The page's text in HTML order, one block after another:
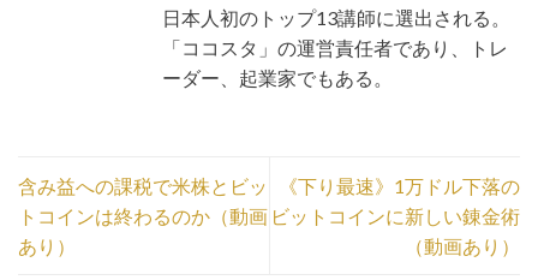
日本人初のトップ13講師に選出される。
「ココスタ」の運営責任者であり、トレ
ーダー、起業家でもある。
含み益への課税で米株とビッ
トコインは終わるのか（動画
あり）
《下り最速》1万ドル下落の
ビットコインに新しい錬金術
（動画あり）